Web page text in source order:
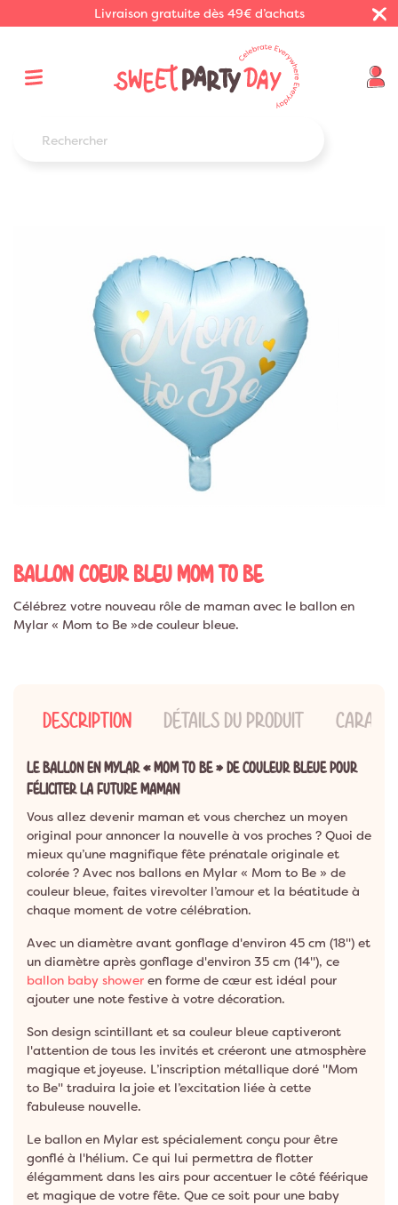
Livraison gratuite dès 49€ d’achats
BALLON COEUR BLEU MOM TO BE
Célébrez votre nouveau rôle de maman avec le ballon en
Mylar « Mom to Be »de couleur bleue.
DESCRIPTION DÉTAILS DU PRODUIT
LE BALLON EN MYLAR « MOM TO BE » DE COULEUR BLEUE POUR
FÉLICITER LA FUTURE MAMAN
Vous allez devenir maman et vous cherchez un moyen
original pour annoncer la nouvelle à vos proches ? Quoi de
mieux qu’une magnifique fête prénatale originale et
colorée ? Avec nos ballons en Mylar « Mom to Be » de
couleur bleue, faites virevolter l’amour et la béatitude à
chaque moment de votre célébration.
Avec un diamètre avant gonflage d'environ 45 cm (18'') et
un diamètre après gonflage d'environ 35 cm (14''), ce
ballon baby shower en forme de cœur est idéal pour
ajouter une note festive à votre décoration.
Son design scintillant et sa couleur bleue captiveront
l'attention de tous les invités et créeront une atmosphère
magique et joyeuse. L’inscription métallique doré ''Mom
to Be'' traduira la joie et l’excitation liée à cette
fabuleuse nouvelle.
Le ballon en Mylar est spécialement conçu pour être
gonflé à l'hélium. Ce qui lui permettra de flotter
élégamment dans les airs pour accentuer le côté féérique
et magique de votre fête. Que ce soit pour une baby